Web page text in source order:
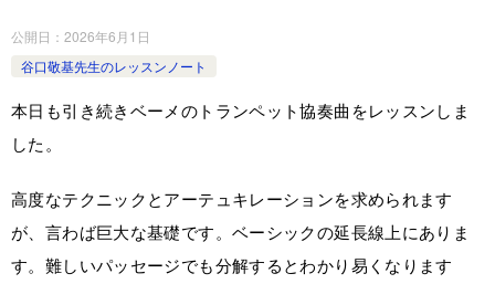
公開日： 2026年6月1日
谷口敬基先生のレッスンノート
本日も引き続きベーメのトランペット協奏曲をレッスンしま
した。
高度なテクニックとアーテュキレーションを求められます
が、言わば巨大な基礎です。ベーシックの延長線上にありま
す。難しいパッセージでも分解するとわかり易くなります